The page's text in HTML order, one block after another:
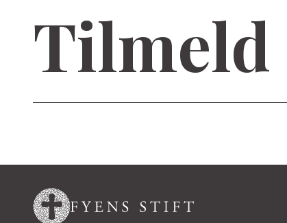
Tilmeld